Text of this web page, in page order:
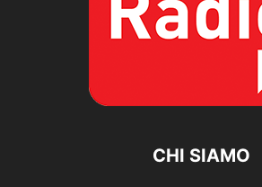
CHI SIAMO